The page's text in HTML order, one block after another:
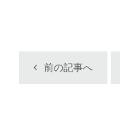
前の記事へ